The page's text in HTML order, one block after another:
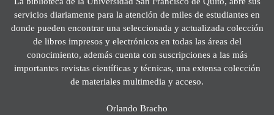
servicios diariamente para la atención de miles de estudiantes en
donde pueden encontrar una seleccionada y actualizada colección
de libros impresos y electrónicos en todas las áreas del
conocimiento, además cuenta con suscripciones a las más
importantes revistas científicas y técnicas, una extensa colección
de materiales multimedia y acceso.
Orlando Bracho